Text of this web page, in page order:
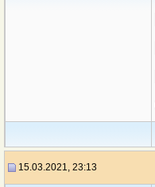
15.03.2021, 23:13